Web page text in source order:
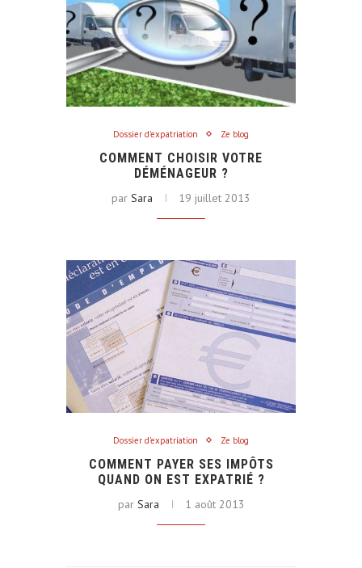
Dossier d'expatriation Ze blog
COMMENT CHOISIR VOTRE
DÉMÉNAGEUR ?
par Sara 19 juillet 2013
Dossier d'expatriation Ze blog
COMMENT PAYER SES IMPÔTS
QUAND ON EST EXPATRIÉ ?
par Sara 1 août 2013